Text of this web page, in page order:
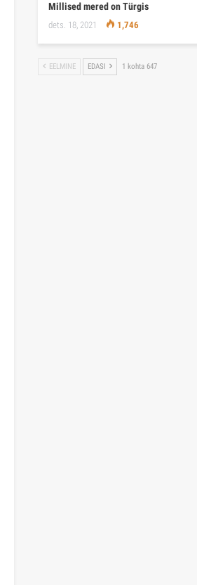
Millised mered on Türgis
dets. 18, 2021 1,746
EELMINE EDASI 1 kohta 647